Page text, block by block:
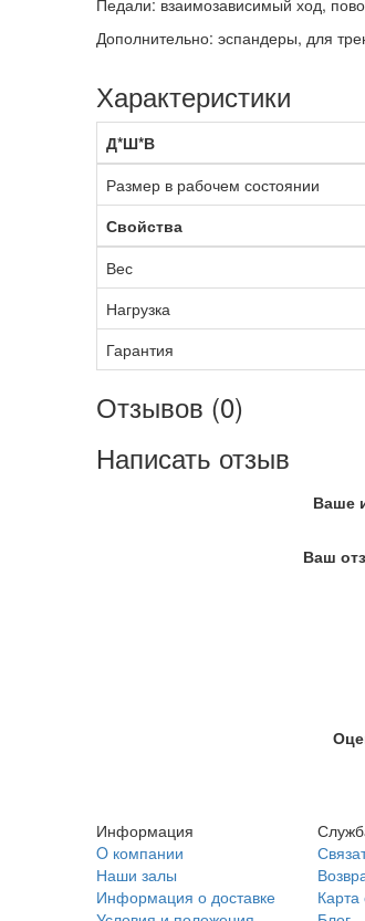
Педали: взаимозависимый ход,
Дополнительно: эспандеры, для
Характеристики
Д*Ш*В
Размер в рабочем состоянии
Свойства
Вес
Нагрузка
Гарантия
Отзывов (0)
Написать отзыв
Ваше
Ваш
Информация
O компании
Наши залы
Информация о доставке
Карта